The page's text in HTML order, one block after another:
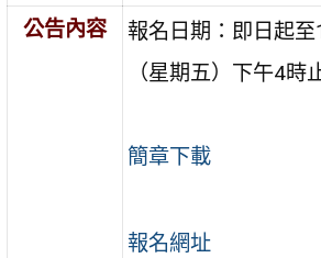
公告內容
報名日期：即日起
（星期五）下午4時
簡章下載
報名網址